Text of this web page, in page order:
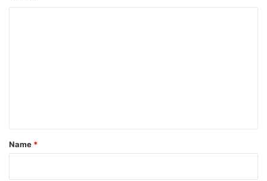
*
Name *